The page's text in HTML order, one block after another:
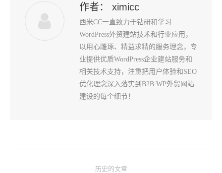
作者： ximicc
西米CC一直致力于钻研和学习
WordPress外贸建站技术和行业应用，
以用心雕琢、精益求精的服务理念，专
业提供优质WordPress企业建站服务和
相关技术支持，注重把用户体验和SEO
优化理念深入落实到B2B WP外贸网站
建设的每个细节！
历史的文章